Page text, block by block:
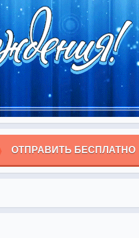
ОТПРАВИТЬ БЕСПЛАТНО